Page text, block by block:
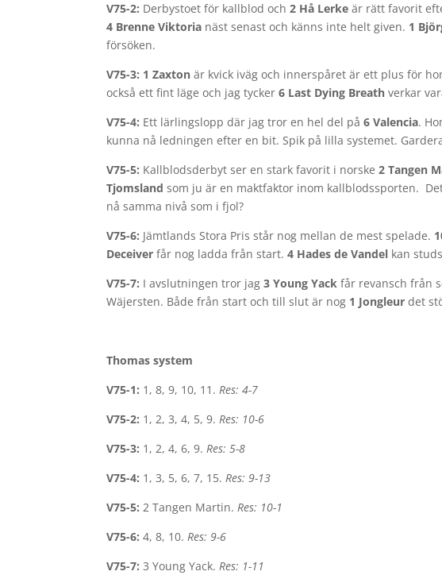
V75-2: Derbystoet för kallblod och2 Hå Lerke är rätt favorit
4 Brenne Viktoria näst senast och känns inte helt given. 1
försöken.
V75-3: 1 Zaxton är kvick iväg och innerspåret är ett plus för
också ett fint läge och jag tycker6 Last Dying Breath verkar
V75-4: Ett lärlingslopp där jag tror en hel del på6 Valencia.
kunna nå ledningen efter en bit. Spik på lilla systemet.
V75-5: Kallblodsderbyt ser en stark favorit i norske2 Tangen
Tjomslandsom ju är en maktfaktor inom kallblodssporten.
nå samma nivå som i fjol?
V75-6: Jämtlands Stora Pris står nog mellan de mest spelade.
Deceiverfår nog ladda från start.4 Hades de Vandel kan
V75-7: I avslutningen tror jag3 Young Yack får revansch från
Wäjersten. Både från start och till slut är nog 1 Jongleur det
Thomas system
V75-1: 1, 8, 9, 10, 11.Res: 4-7
V75-2: 1, 2, 3, 4, 5, 9.Res: 10-6
V75-3: 1, 2, 4, 6, 9.Res: 5-8
V75-4: 1, 3, 5, 6, 7, 15.Res: 9-13
V75-5: 2 Tangen Martin.Res: 10-1
V75-6: 4, 8, 10.Res: 9-6
V75-7: 3 Young Yack.Res: 1-11